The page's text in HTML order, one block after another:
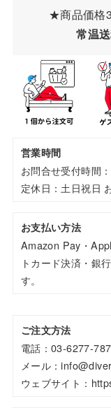
★商品価格
常温
営業時間
お問合せ受付時間
定休日：土日祝日
お支払い方法
Amazon Pay・
トカード決済・銀
す。
ご注文方法
電話：03-6277-
メール：
ウェブサイト：